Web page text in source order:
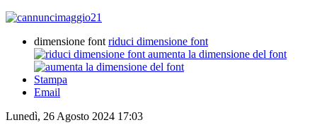
dimensione font riduci dimensione font
aumenta la dimensione del font
Stampa
Email
Lunedì, 26 Agosto 2024 17:03